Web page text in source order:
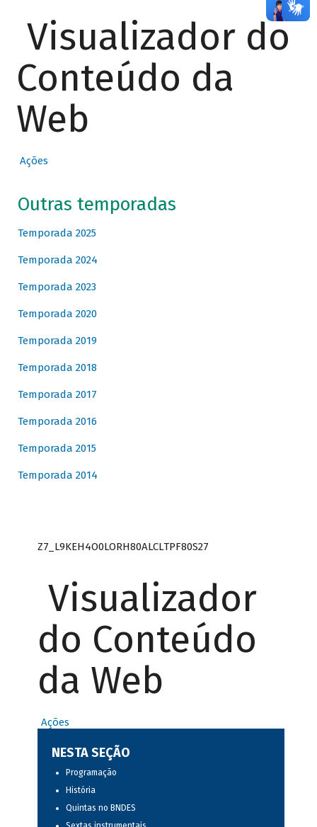
Visualizador do
Conteúdo da
Web
Ações
Outras temporadas
Temporada 2025
Temporada 2024
Temporada 2023
Temporada 2020
Temporada 2019
Temporada 2018
Temporada 2017
Temporada 2016
Temporada 2015
Temporada 2014
Z7_L9KEH4O0LORH80ALCLTPF80S27
Visualizador
do Conteúdo
da Web
Ações
NESTA SEÇÃO
Programação
História
Quintas no BNDES